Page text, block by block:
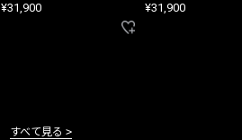
¥31,900 ¥31,900
すべて見る